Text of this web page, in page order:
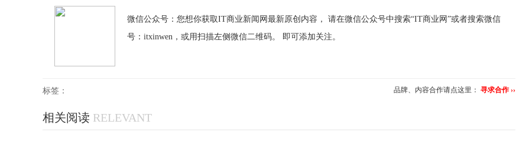
微信公众号：您想你获取IT商业新闻网最新原创内容， 请在微信公众号中搜索“IT商业网”或者搜索微信
号：itxinwen，或用扫描左侧微信二维码。 即可添加关注。
标签： 品牌、内容合作请点这里： 寻求合作 ››
相关阅读 RELEVANT